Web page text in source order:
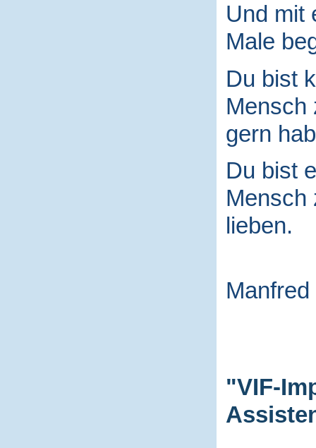
Und mit
Male
Du bist
Mensch
gern
Du bist
Mensch
lieben.
"VIF-